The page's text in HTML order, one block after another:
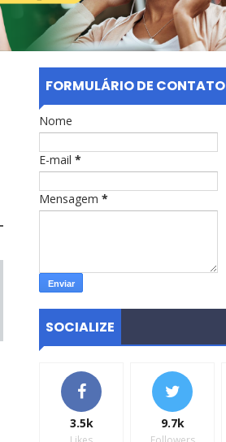
FORMULÁRIO DE CONTATO
Nome
E-mail *
Mensagem *
SOCIALIZE
3.5k 9.7k